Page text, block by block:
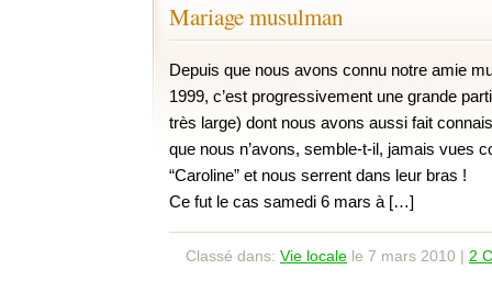
Mariage musulman
Depuis que nous avons connu notre amie
1999, c’est progressivement une grande
très large) dont nous avons aussi fait
que nous n’avons, semble-t-il, jamais vues
“Caroline” et nous serrent dans leur bras !
Ce fut le cas samedi 6 mars à […]
Classé dans: Vie locale le 7 mars 2010 | 2